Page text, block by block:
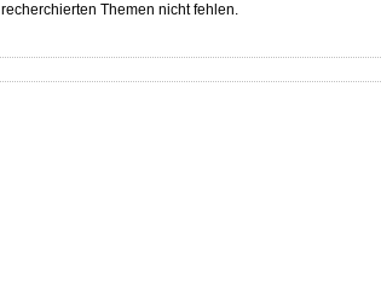
recherchierten Themen nicht fehlen.